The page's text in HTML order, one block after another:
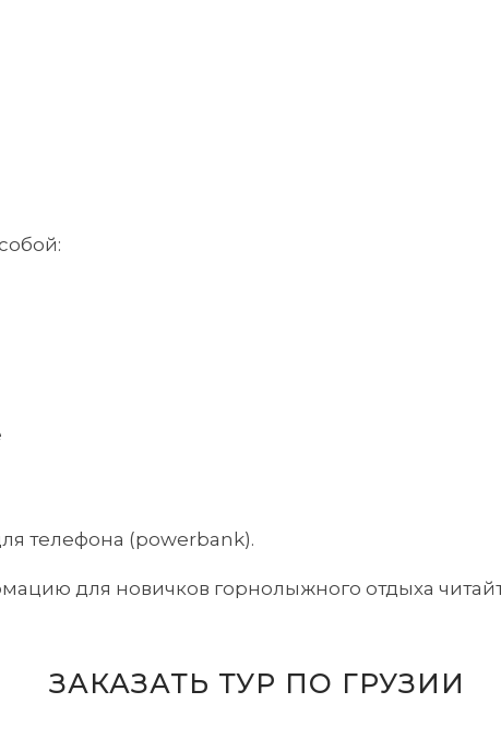
телефона (powerbank).
для новичков горнолыжного отдыха
ЗАКАЗАТЬ ТУР ПО ГРУЗИИ